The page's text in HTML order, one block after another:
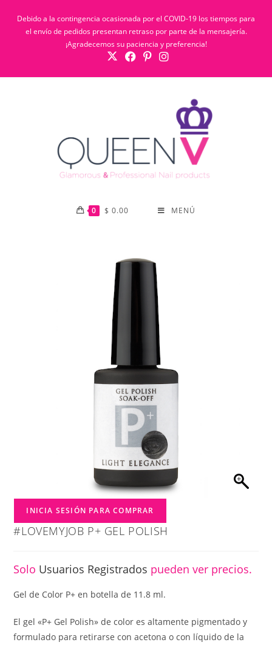
Debido a la contingencia ocasionada por el COVID-19 los tiempos para
el envío de pedidos presentan retraso por parte de la mensajería.
¡Agradecemos su paciencia y preferencia!
0 $ 0.00 MENÚ
INICIA SESIÓN PARA COMPRAR
#LOVEMYJOB P+ GEL POLISH
Solo Usuarios Registrados pueden ver precios.
Gel de Color P+ en botella de 11.8 ml.
El gel «P+ Gel Polish» de color es altamente pigmentado y
formulado para retirarse con acetona o con líquido de la